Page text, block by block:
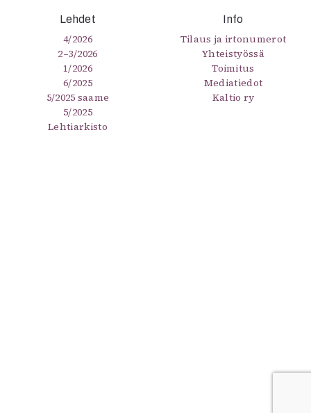
Lehdet
4/2026
2–3/2026
1/2026
6/2025
5/2025 saame
5/2025
Lehtiarkisto
Info
Tilaus ja irtonumerot
Yhteistyössä
Toimitus
Mediatiedot
Kaltio ry